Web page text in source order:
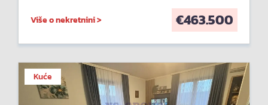
Više o nekretnini > €463.500
Kuće